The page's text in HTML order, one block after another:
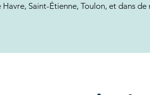
Havre, Saint-Étienne, Toulon, et dans